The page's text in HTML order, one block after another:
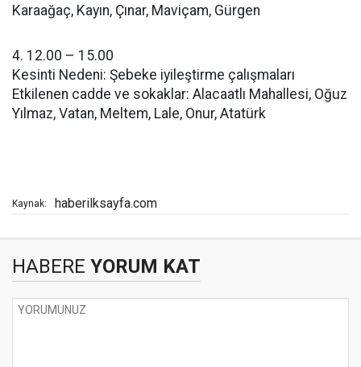
Karaağaç, Kayın, Çınar, Maviçam, Gürgen
4. 12.00 – 15.00
Kesinti Nedeni: Şebeke iyileştirme çalışmaları
Etkilenen cadde ve sokaklar: Alacaatlı Mahallesi, Oğuz
Yılmaz, Vatan, Meltem, Lale, Onur, Atatürk
Kaynak: haberilksayfa.com
HABERE YORUM KAT